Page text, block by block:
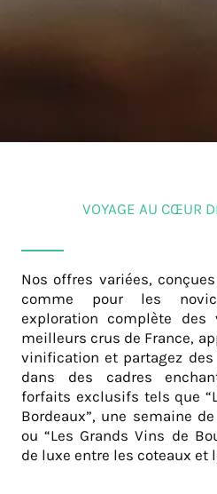
VOYAGE AU CŒUR
Nos offres variées,
comme pour les
exploration complète des
meilleurs crus de France,
vinification et partagez
dans des cadres
forfaits exclusifs tels que
Bordeaux”, une semaine
ou “Les Grands Vins de
de luxe entre les coteaux et